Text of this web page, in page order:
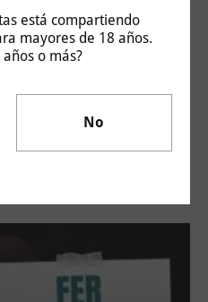
está compartiendo
mayores de 18 años.
o más?
No
Taberner vs Juan